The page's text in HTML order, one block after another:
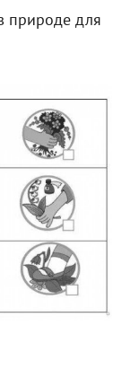
природе для